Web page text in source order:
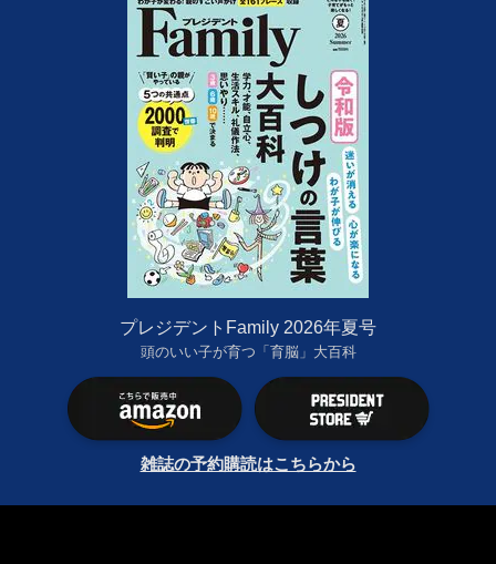
プレジデントFamily 2026年夏号
頭のいい子が育つ「育脳」大百科
雑誌の予約購読はこちらから